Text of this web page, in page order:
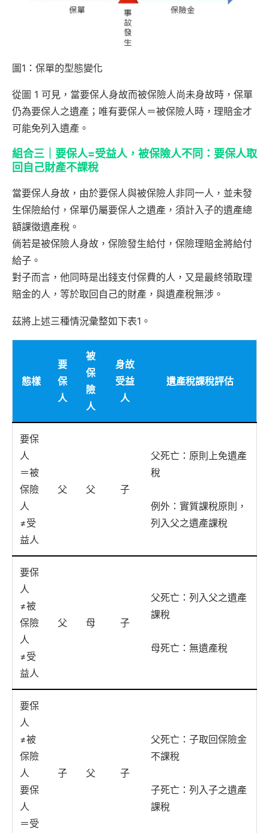
圖1：保單的型態變化
從圖 1 可見，當要保人身故而被保險人尚未身故時，保單
仍為要保人之遺產；唯有要保人＝被保險人時，理賠金才
可能免列入遺產。
組合三｜要保人=受益人，被保險人不同：要保人取
回自己財產不課稅
當要保人身故，由於要保人與被保險人非同一人，並未發
生保險給付，保單仍屬要保人之遺產，須計入子的遺產總
額課徵遺產稅。
倘若是被保險人身故，保險發生給付，保險理賠金將給付
給子。
對子而言，他同時是出錢支付保費的人，又是最終領取理
賠金的人，等於取回自己的財產，與遺產稅無涉。
茲將上述三種情況彙整如下表1。
態樣
要
保
人
被
保
險
人
身故
受益
人
遺產稅課稅評估
要保
人
＝被
保險
人
≠受
益人
父 父 子
父死亡：原則上免遺產
稅
例外：實質課稅原則，
列入父之遺產課稅
要保
人
≠被
保險
人
≠受
益人
父 母 子
父死亡：列入父之遺產
課稅
母死亡：無遺產稅
要保
人
≠被
保險
人
要保
人
＝受
子 父 子
父死亡：子取回保險金
不課稅
子死亡：列入子之遺產
課稅